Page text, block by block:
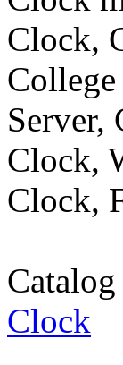
Clock,
Server,
Clock,
Clock,
Clock